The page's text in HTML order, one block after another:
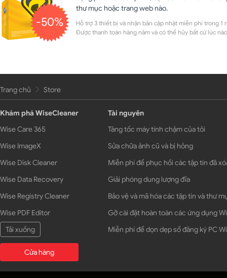
-50%
thư mục hoặc trang web nào.
Hỗ trợ 3 thiết bị và nhận bản cập nhật miễn phí trong 1
Được thanh toán hàng năm và có thể hủy bất cứ lúc
Trang chủ Store
Khám phá WiseCleaner
Wise Care 365
Wise ImageX
Wise Disk Cleaner
Wise Data Recovery
Wise Registry Cleaner
Wise PDF Editor
Tải xuống
Cửa hàng
Tài nguyên
Tăng tốc máy tính chậm của tôi
Sửa chữa ảnh cũ và bị hỏng
Miễn phí để phục hồi các tập tin đã
Giải phóng dung lượng đĩa
Bảo vệ và mã hóa các tập tin và thư
Gỡ cài đặt hoàn toàn các ứng dụng
Miễn phí để dọn dẹp sổ đăng ký PC